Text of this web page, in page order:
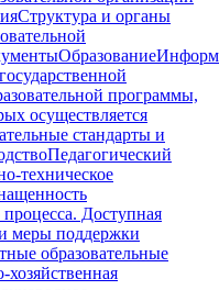
Структура и органы
Образование
программы,
осуществляется
стандарты и
Педагогический
техническое
процесса. Доступная
меры поддержки
образовательные